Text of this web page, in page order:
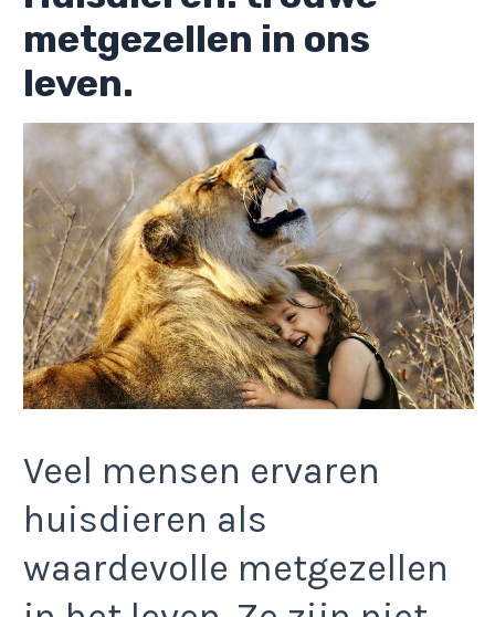
metgezellen in ons
leven.
Veel mensen ervaren
huisdieren als
waardevolle metgezellen